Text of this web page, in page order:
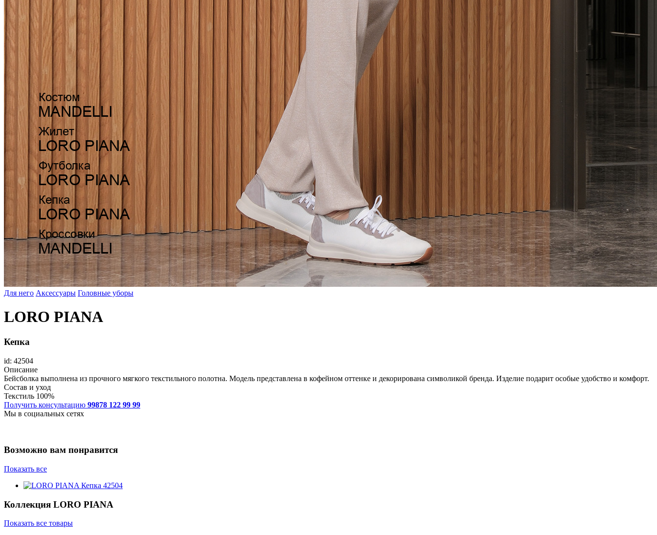
Для него Аксессуары Головные уборы
LORO PIANA
Кепка
id: 42504
Описание
Бейсболка выполнена из прочного мягкого текстильного полотна. Модель представлена в кофейном оттенке и декорирована символикой бренда. Изделие подарит особые удобство и комфорт.
Состав и уход
Текстиль 100%
Получить консультацию 99878 122 99 99
Мы в социальных сетях
Возможно вам понравится
Показать все
Коллекция LORO PIANA
Показать все товары